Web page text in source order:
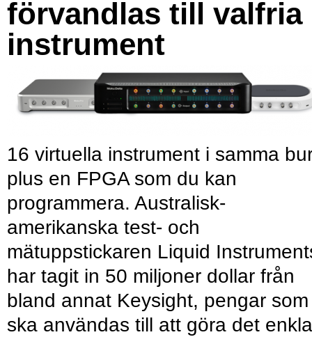
förvandlas till valfria
instrument
16 virtuella instrument i samma
plus en FPGA som du kan
programmera. Australisk-
amerikanska test- och
mätuppstickaren Liquid
har tagit in 50 miljoner dollar från
bland annat Keysight, pengar som
ska användas till att göra det